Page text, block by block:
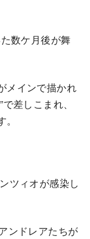
数ケ月後が舞
メインで描かれ
差しこまれ、
ツィオが感染し
ンドレアたちが